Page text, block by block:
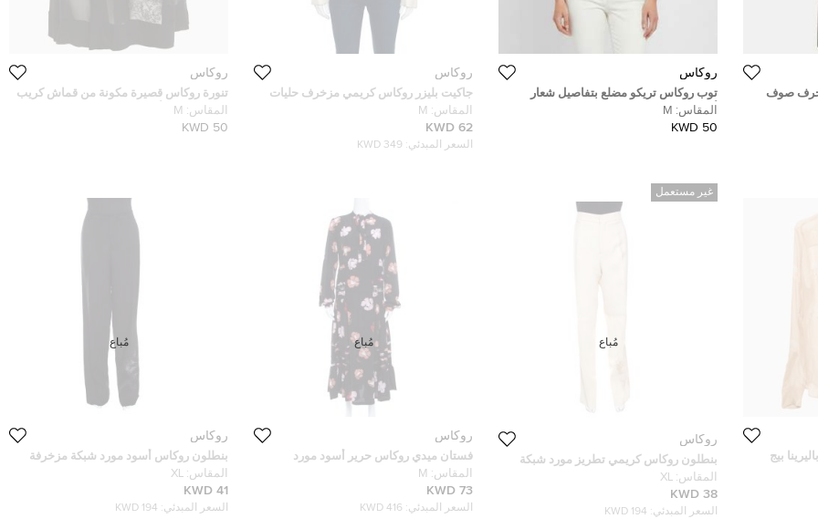
صوف
روكاس
توب روكاس تريكو مضلع بتفاصيل شعار
أسود بقصة مفتوحة متوسط
المقاس: M
50 KWD
روكاس
جاكيت بليزر روكاس كريمي مزخرف حليات
مزينة بزرين M
المقاس: M
62 KWD
السعر المبدئي: 349 KWD
روكاس
تنورة روكاس قصيرة مكونة من قماش كريب
مجعد ودانتيل أسود مقاس وسط (ميديوم)
المقاس: M
50 KWD
بيج
غير مستعمل
روكاس
بنطلون روكاس كريمي تطريز مورد شبكة
مزينة مفصل XL
المقاس: XL
38 KWD
السعر المبدئي: 194 KWD
مُباع
روكاس
فستان ميدي روكاس حرير أسود مورد
مطبوع حواف مقلمة M
المقاس: M
73 KWD
السعر المبدئي: 416 KWD
مُباع
روكاس
بنطلون روكاس أسود مورد شبكة مزخرفة
مفصل XL
المقاس: XL
41 KWD
السعر المبدئي: 194 KWD
مُباع